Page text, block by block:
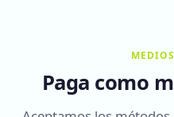
Paga como